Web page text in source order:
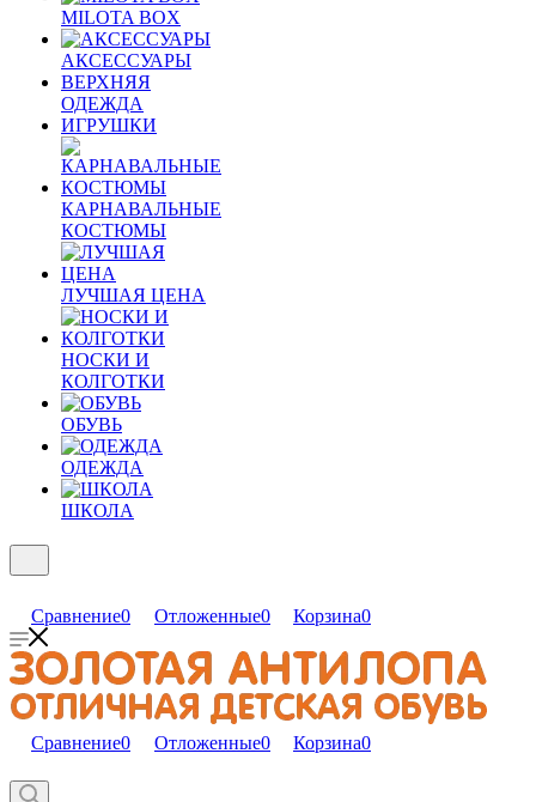
MILOTA BOX
АКСЕССУАРЫ
ВЕРХНЯЯ
ОДЕЖДА
ИГРУШКИ
КАРНАВАЛЬНЫЕ
КОСТЮМЫ
ЛУЧШАЯ ЦЕНА
НОСКИ И
КОЛГОТКИ
ОБУВЬ
ОДЕЖДА
ШКОЛА
Сравнение0 Отложенные0 Корзина0
Сравнение0 Отложенные0 Корзина0